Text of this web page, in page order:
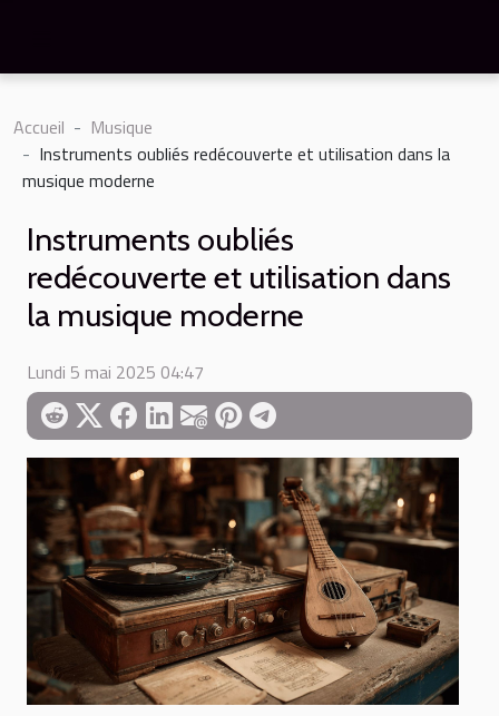
Accueil
Musique
Instruments oubliés redécouverte et utilisation dans la
musique moderne
Instruments oubliés
redécouverte et utilisation dans
la musique moderne
Lundi 5 mai 2025 04:47